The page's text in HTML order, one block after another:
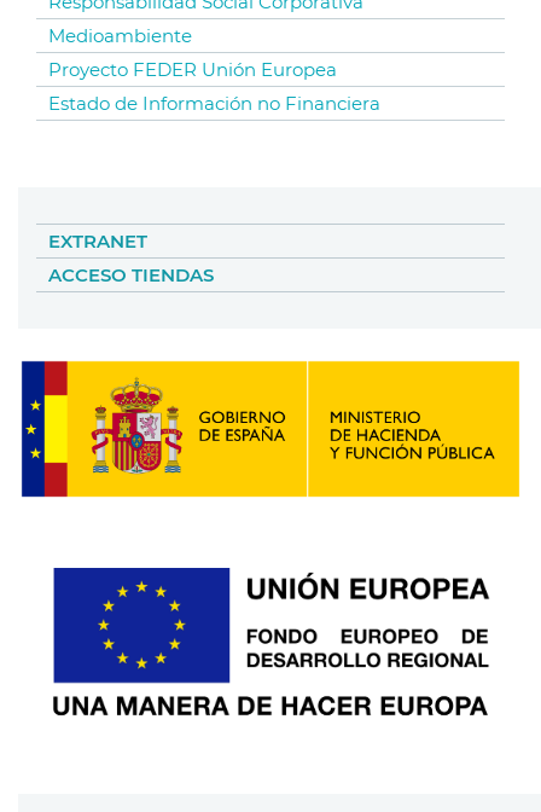
Medioambiente
Proyecto FEDER Unión Europea
Estado de Información no Financiera
EXTRANET
ACCESO TIENDAS